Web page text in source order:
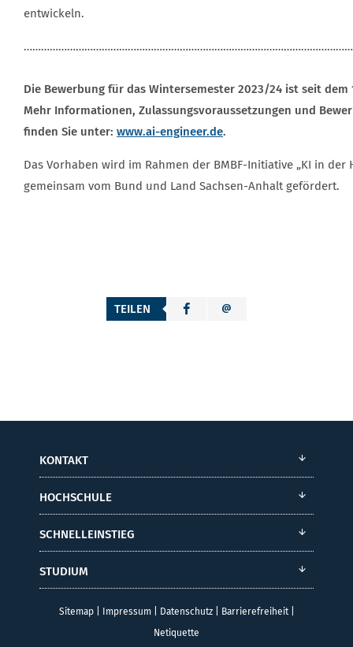
entwickeln.
Die Bewerbung für das Wintersemester 2023/24 ist seit dem
Mehr Informationen, Zulassungsvoraussetzungen und
finden Sie unter: www.ai-engineer.de.
Das Vorhaben wird im Rahmen der BMBF-Initiative „KI in der
gemeinsam vom Bund und Land Sachsen-Anhalt gefördert.
TEILEN
KONTAKT
HOCHSCHULE
SCHNELLEINSTIEG
STUDIUM
Sitemap| Impressum| Datenschutz| Barrierefreiheit|
Netiquette